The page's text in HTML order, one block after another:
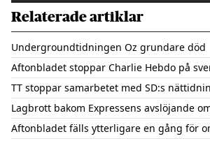
Relaterade artiklar
Undergroundtidningen Oz grundare död
Aftonbladet stoppar Charlie Hebdo på
TT stoppar samarbetet med SD:s
Lagbrott bakom Expressens avslöjande
Aftonbladet fälls ytterligare en gång för